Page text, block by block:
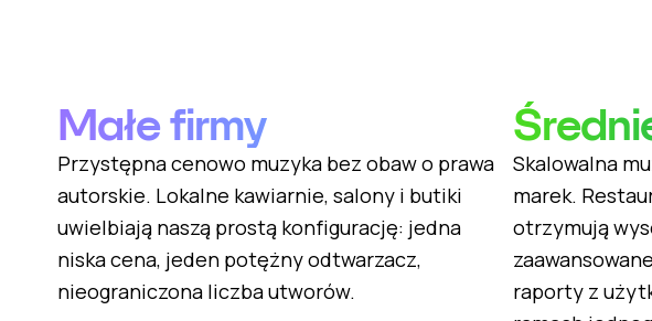
Małe firmy
Przystępna cenowo muzyka bez obaw o prawa
autorskie. Lokalne kawiarnie, salony i butiki
uwielbiają naszą prostą konfigurację: jedna
niska cena, jeden potężny odtwarzacz,
nieograniczona liczba utworów.
Skalowalna
marek.
otrzymują
raporty z